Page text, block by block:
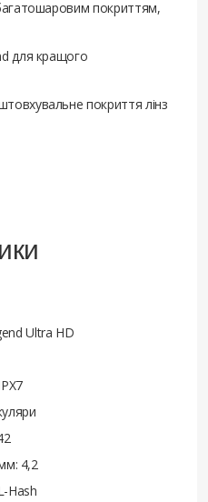
покриттям,
для кращого
покриття лінз
Ultra HD
4,2
Hash